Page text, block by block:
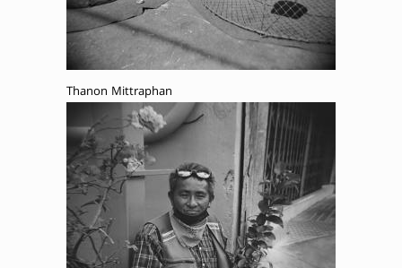
Thanon Mittraphan